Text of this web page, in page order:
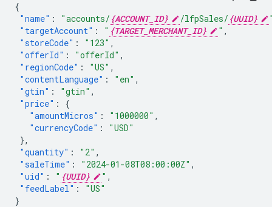
{
"name" : "accounts/ {ACCOUNT_ID} /lfpSales/ {UUID}
"targetAccount" : " {TARGET_MERCHANT_ID} " ,
"storeCode" : "123" ,
"offerId" : "offerId" ,
"regionCode" : "US" ,
"contentLanguage" : "en" ,
"gtin" : "gtin" ,
"price" :
{
"amountMicros" : "1000000" ,
"currencyCode" :
"USD"
},
"quantity" : "2" ,
"saleTime" : "2024-01-08T08:00:00Z" ,
"uid" : " {UUID} " ,
"feedLabel" :
"US"
}